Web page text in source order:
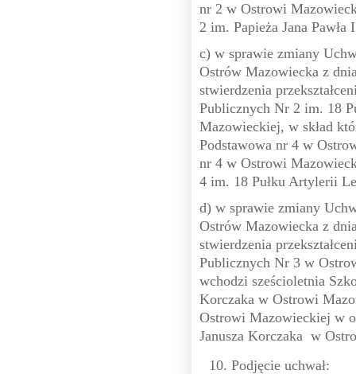
nr 2 w Ostrowi
2 im. Papieża Jana
c) w sprawie zmiany
Ostrów Mazowiecka z
stwierdzenia
Publicznych Nr 2 im. 18
Mazowieckiej, w skład
Podstawowa nr 4 w
nr 4 w Ostrowi
4 im. 18 Pułku Artylerii
d) w sprawie zmiany
Ostrów Mazowiecka z
stwierdzenia
Publicznych Nr 3 w
wchodzi sześcioletnia
Korczaka w Ostrowi
Ostrowi Mazowieckiej w
Janusza Korczaka w
Podjęcie uchwał: